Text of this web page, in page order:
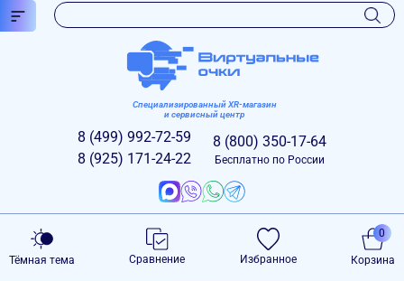
Специализированный XR-магазин
и сервисный центр
8 (499) 992-72-59
8 (925) 171-24-22
8 (800) 350-17-64
Бесплатно по России
Тёмная тема Сравнение Избранное Корзина
0